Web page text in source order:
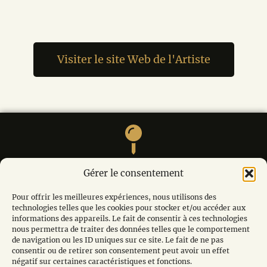
Gérer le consentement
Pour offrir les meilleures expériences, nous utilisons des
technologies telles que les cookies pour stocker et/ou accéder aux
informations des appareils. Le fait de consentir à ces technologies
nous permettra de traiter des données telles que le comportement
de navigation ou les ID uniques sur ce site. Le fait de ne pas
consentir ou de retirer son consentement peut avoir un effet
négatif sur certaines caractéristiques et fonctions.
Visiter le site Web de l'Artiste
M. André MODOT, La calade, Le village, 84220
LIOUX
edanslo84@gmail.com